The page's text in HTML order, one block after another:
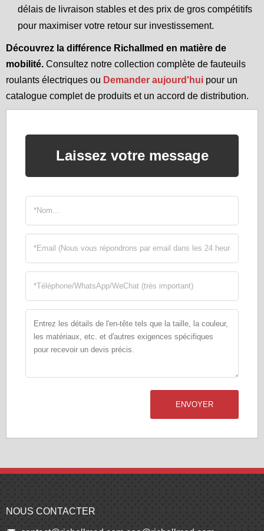
délais de livraison stables et des prix de gros compétitifs
pour maximiser votre retour sur investissement.
Découvrez la différence Richallmed en matière de
mobilité. Consultez notre collection complète de fauteuils
roulants électriques ou Demander aujourd'hui pour un
catalogue complet de produits et un accord de distribution.
Laissez votre message
ENVOYER
NOUS CONTACTER